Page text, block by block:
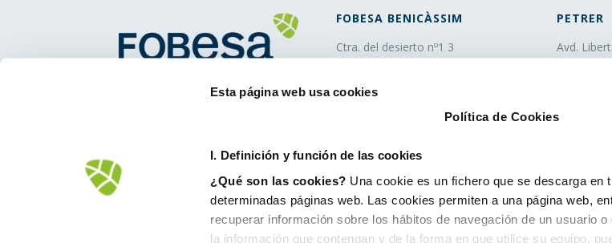
Esta página web usa cookies
Política de Cookies
I. Definición y función de las cookies
¿Qué son las cookies? Una cookie es un fichero que se descarga en
determinadas páginas web. Las cookies permiten a una página web,
recuperar información sobre los hábitos de navegación de un usuario
la información que contengan y de la forma en que utilice su equipo,
FOBESA BENICÀSSIM
Ctra. del desierto nº1 3
900 100 243
PETRER
Avd.
fax. 96 695